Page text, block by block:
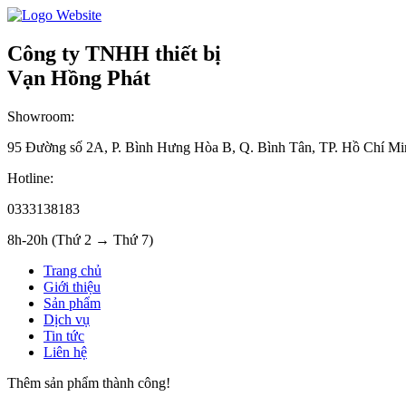
Công ty TNHH thiết bị
Vạn Hồng Phát
Showroom:
95 Đường số 2A, P. Bình Hưng Hòa B, Q. Bình Tân, TP. Hồ Chí
Hotline:
0333138183
8h-20h (Thứ 2 → Thứ 7)
Trang chủ
Giới thiệu
Sản phẩm
Dịch vụ
Tin tức
Liên hệ
Thêm sản phẩm thành công!